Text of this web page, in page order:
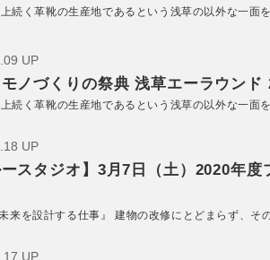
続く革靴の生産地であるという浅草の以外な一面
UP
モノづくりの祭典 浅草エーラウン
続く革靴の生産地であるという浅草の以外な一面
UP
ースタジオ】3月7日（土）2020年
未来を設計する仕事』 建物の改修にとどまらず、そ
UP